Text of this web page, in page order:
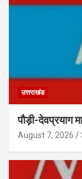
उत्तराखंड
पौड़ी-देवप्रयाग
August 7, 2026